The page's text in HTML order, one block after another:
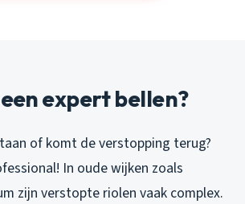
expert bellen?
of komt de verstopping terug?
In oude wijken zoals
zijn verstopte riolen vaak complex.